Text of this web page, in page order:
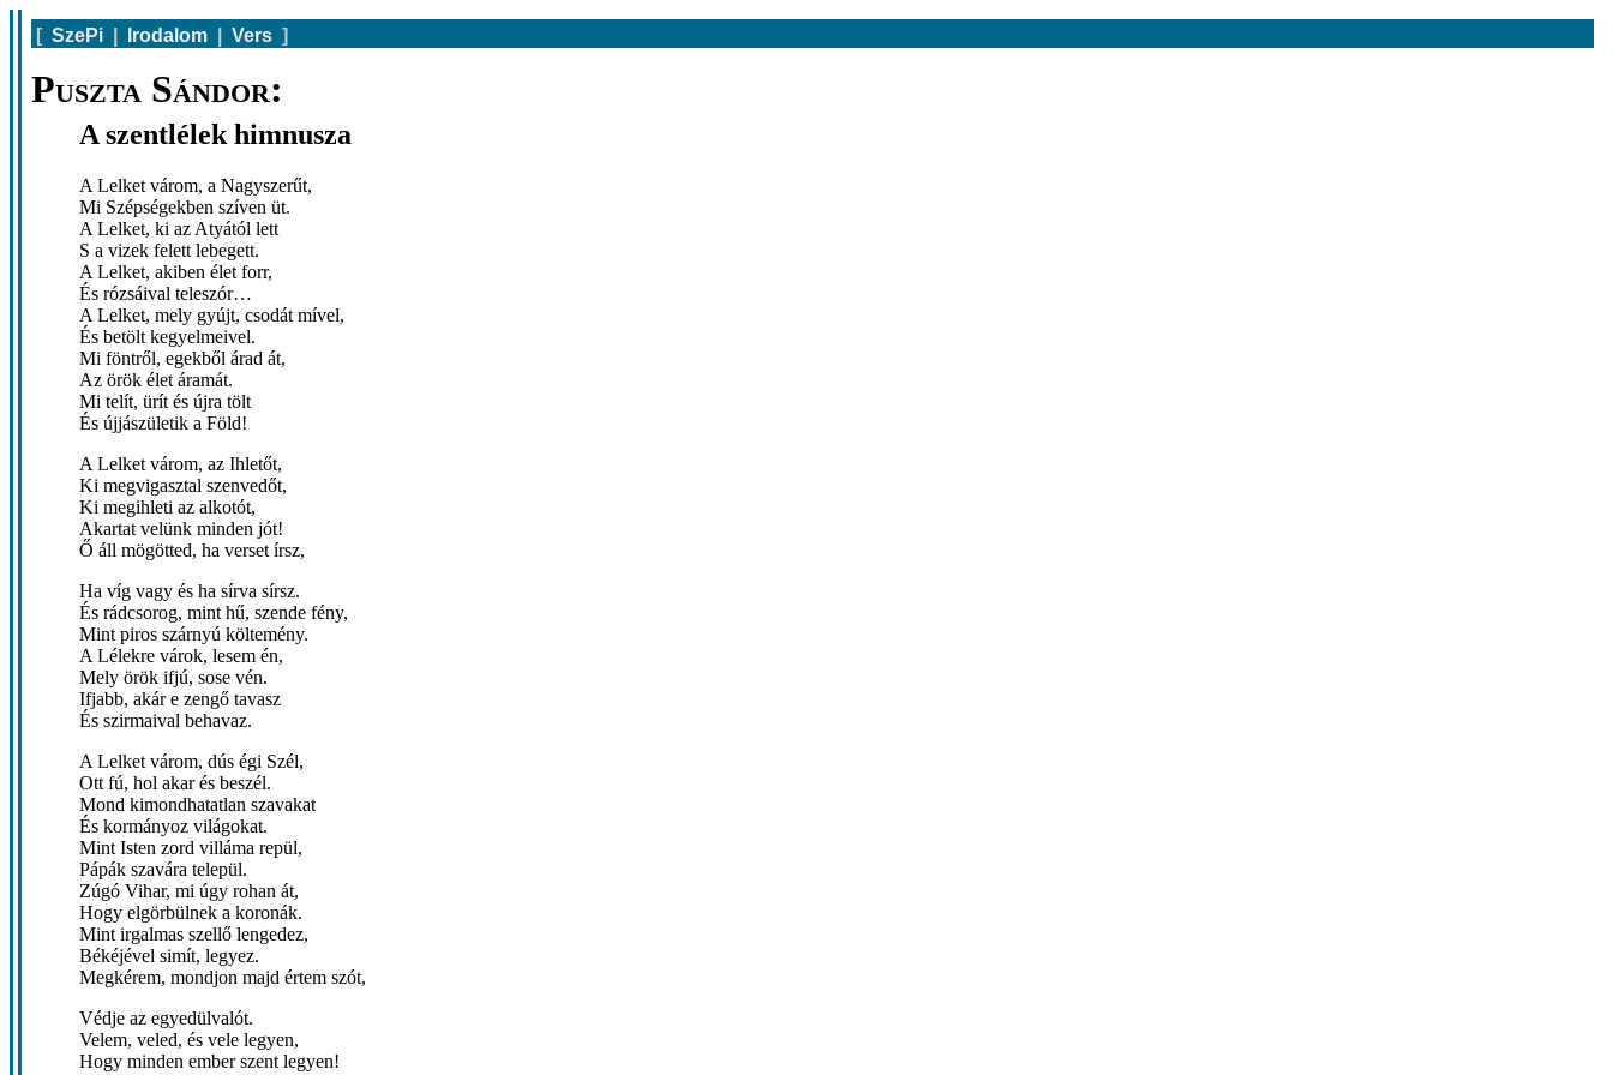
[ SzePi Irodalom Vers ]
Puszta Sándor:
A szentlélek himnusza
A Lelket várom, a Nagyszerűt,
Mi Szépségekben szíven üt.
A Lelket, ki az Atyától lett
S a vizek felett lebegett.
A Lelket, akiben élet forr,
És rózsáival teleszór…
A Lelket, mely gyújt, csodát mível,
És betölt kegyelmeivel.
Mi föntről, egekből árad át,
Az örök élet áramát.
Mi telít, ürít és újra tölt
És újjászületik a Föld!
A Lelket várom, az Ihletőt,
Ki megvigasztal szenvedőt,
Ki megihleti az alkotót,
Akartat velünk minden jót!
Ő áll mögötted, ha verset írsz,
Ha víg vagy és ha sírva sírsz.
És rádcsorog, mint hű, szende fény,
Mint piros szárnyú költemény.
A Lélekre várok, lesem én,
Mely örök ifjú, sose vén.
Ifjabb, akár e zengő tavasz
És szirmaival behavaz.
A Lelket várom, dús égi Szél,
Ott fú, hol akar és beszél.
Mond kimondhatatlan szavakat
És kormányoz világokat.
Mint Isten zord villáma repül,
Pápák szavára települ.
Zúgó Vihar, mi úgy rohan át,
Hogy elgörbülnek a koronák.
Mint irgalmas szellő lengedez,
Békéjével simít, legyez.
Megkérem, mondjon majd értem szót,
Védje az egyedülvalót.
Velem, veled, és vele legyen,
Hogy minden ember szent legyen!